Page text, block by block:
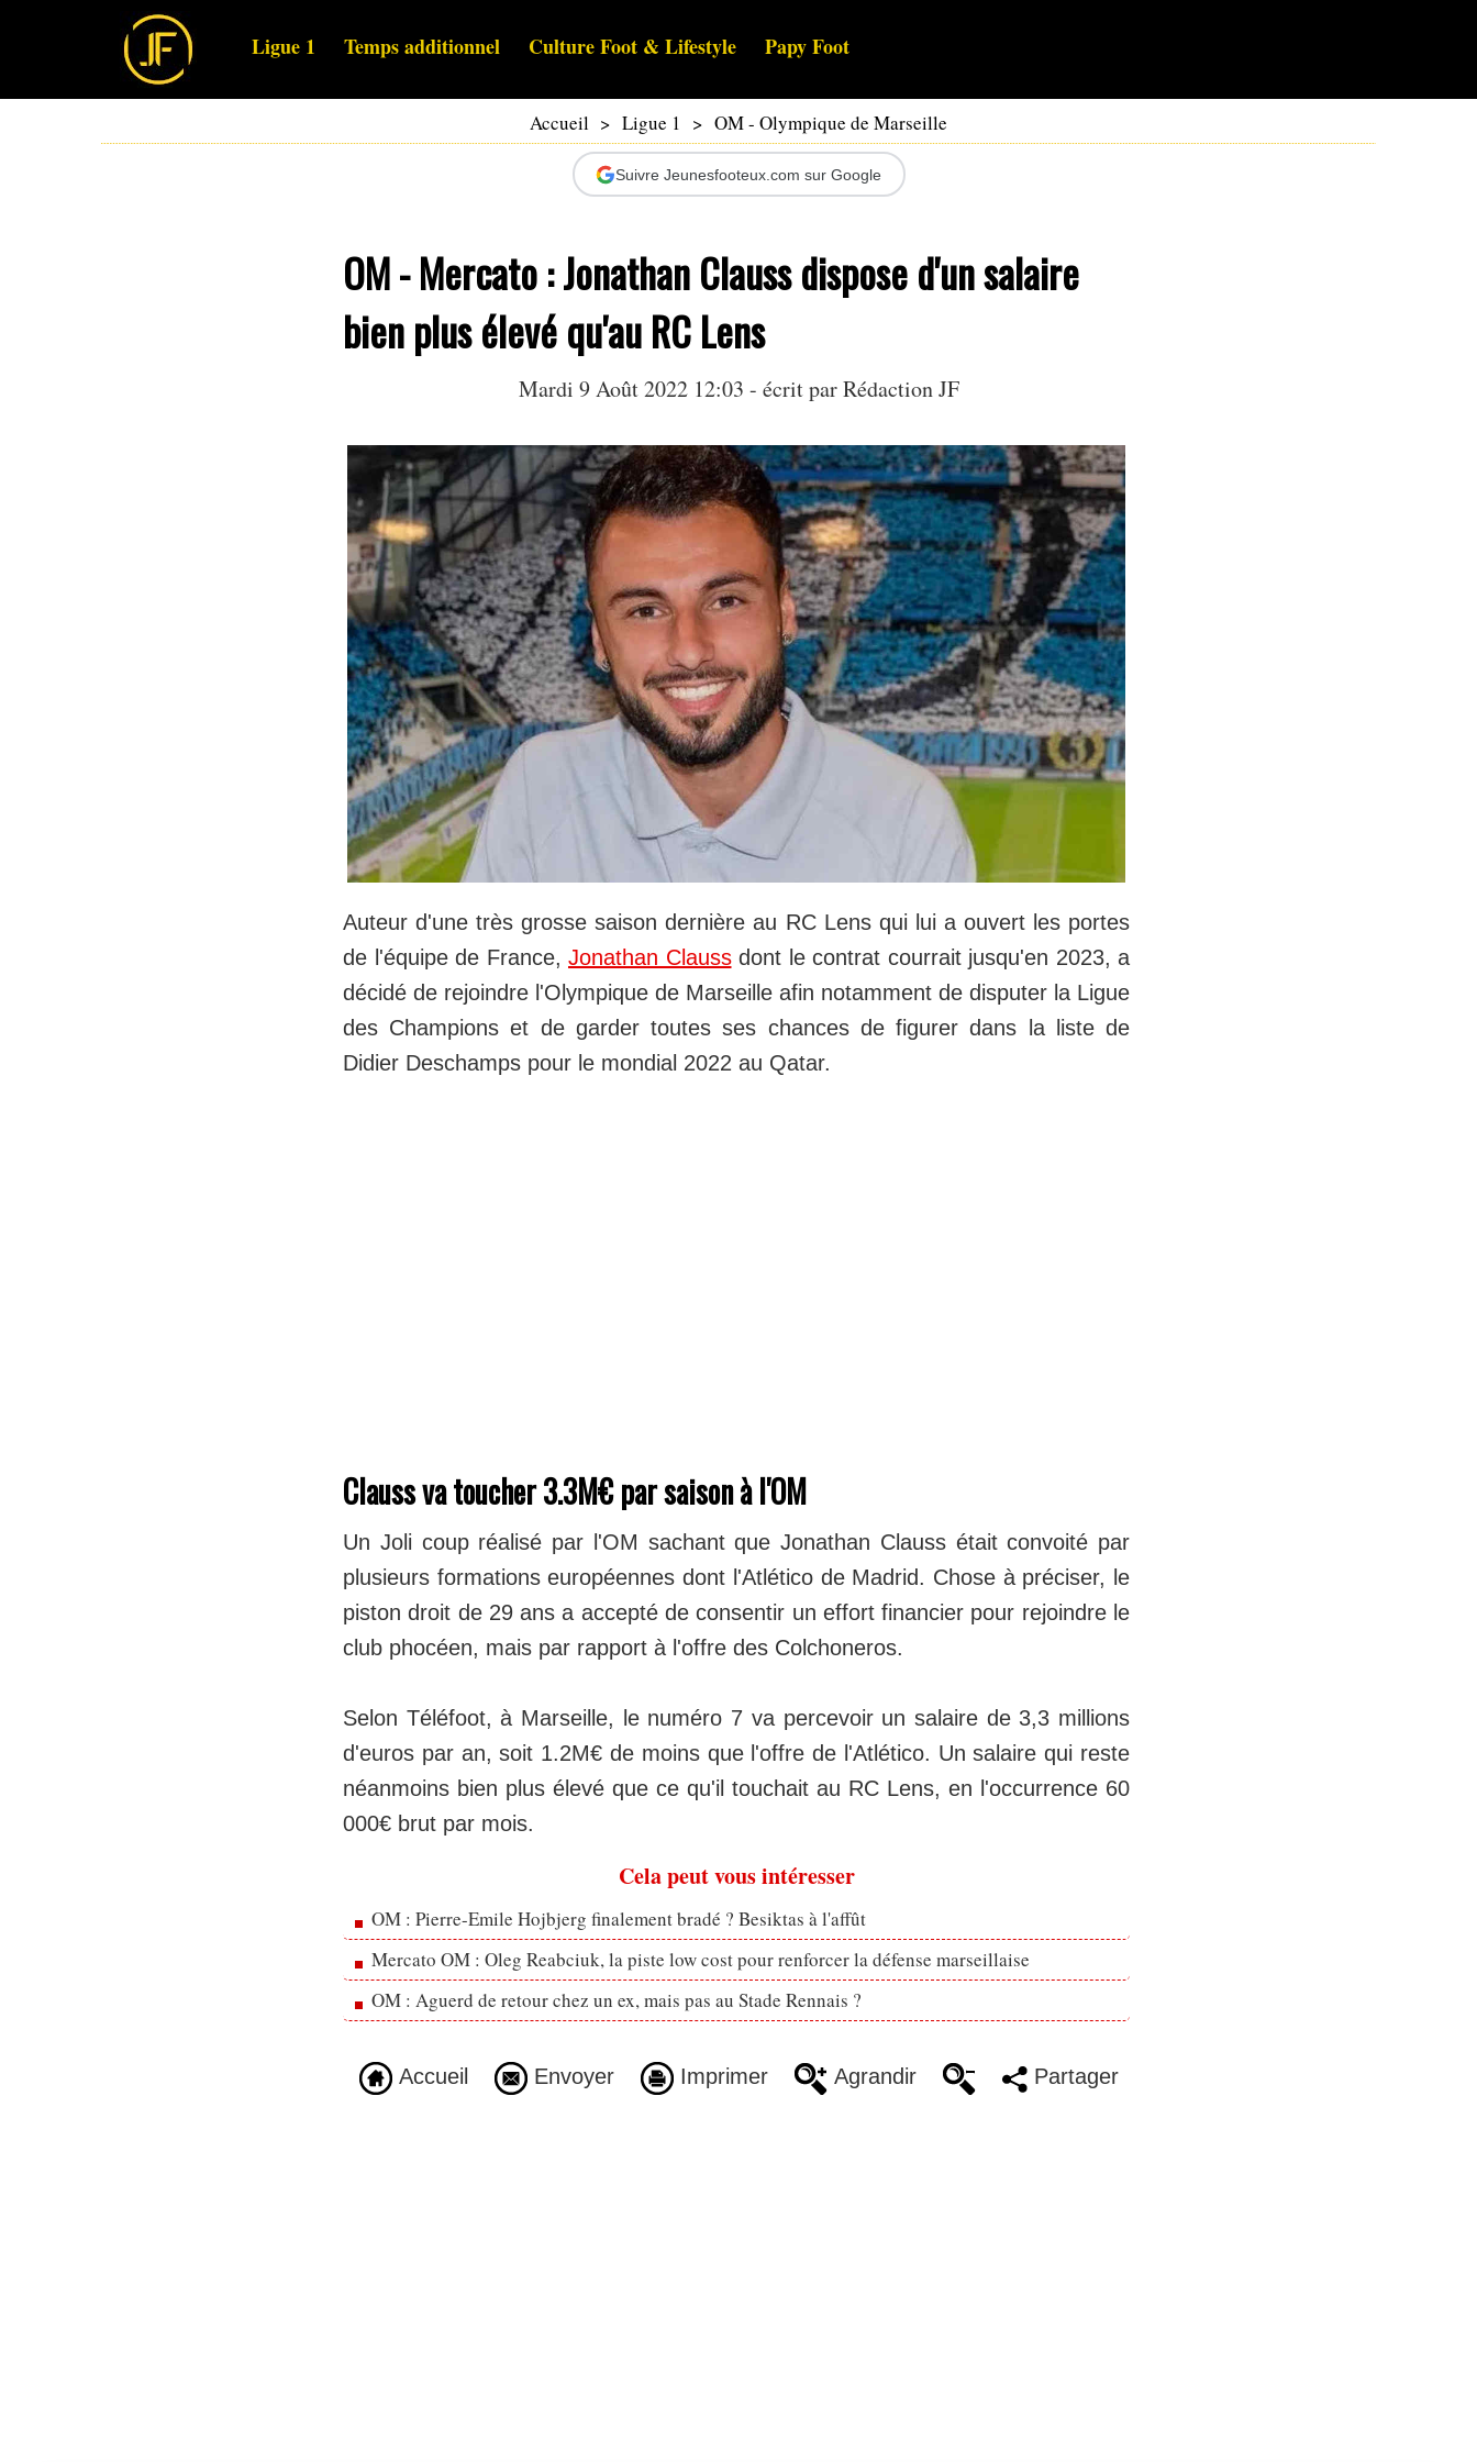
Ligue 1 Temps additionnel Culture Foot & Lifestyle Papy Foot
Accueil > Ligue 1 > OM - Olympique de Marseille
Suivre Jeunesfooteux.com sur Google
OM - Mercato : Jonathan Clauss dispose d'un salaire
bien plus élevé qu'au RC Lens
Mardi 9 Août 2022 12:03 - écrit par Rédaction JF
Auteur d'une très grosse saison dernière au RC Lens qui lui a ouvert les portes
de l'équipe de France, Jonathan Claussdont le contrat courrait jusqu'en 2023, a
décidé de rejoindre l'Olympique de Marseille afin notamment de disputer la Ligue
des Champions et de garder toutes ses chances de figurer dans la liste de
Didier Deschamps pour le mondial 2022 au Qatar.
Clauss va toucher 3.3M€ par saison à l'OM
Un Joli coup réalisé par l'OM sachant que Jonathan Clauss était convoité par
plusieurs formations européennes dont l'Atlético de Madrid. Chose à préciser, le
piston droit de 29 ans a accepté de consentir un effort financier pour rejoindre le
club phocéen, mais par rapport à l'offre des Colchoneros.
Selon Téléfoot, à Marseille, le numéro 7 va percevoir un salaire de 3,3 millions
d'euros par an, soit 1.2M€ de moins que l'offre de l'Atlético. Un salaire qui reste
néanmoins bien plus élevé que ce qu'il touchait au RC Lens, en l'occurrence 60
000€ brut par mois.
Cela peut vous intéresser
OM : Pierre-Emile Hojbjerg finalement bradé ? Besiktas à l'affût
Mercato OM : Oleg Reabciuk, la piste low cost pour renforcer la défense marseillaise
OM : Aguerd de retour chez un ex, mais pas au Stade Rennais ?
Accueil Envoyer Imprimer Agrandir Partager